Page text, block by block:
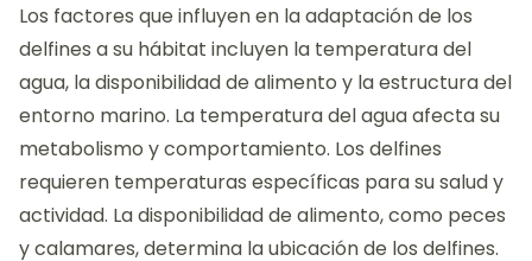
Los factores que influyen en la adaptación de los
delfines a su hábitat incluyen la temperatura del
agua, la disponibilidad de alimento y la estructura del
entorno marino. La temperatura del agua afecta su
metabolismo y comportamiento. Los delfines
requieren temperaturas específicas para su salud y
actividad. La disponibilidad de alimento, como peces
y calamares, determina la ubicación de los delfines.